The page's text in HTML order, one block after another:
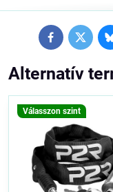
FacebookTwitter
Alternatív
Válasszon szint